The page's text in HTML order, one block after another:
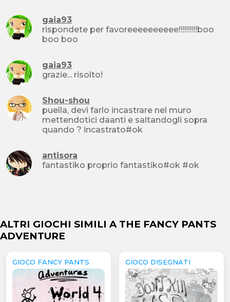
gaia93
rispondete per favoreeeeeeeeee!!!!!!!!!boo
boo boo
gaia93
grazie... risolto!
Shou-shou
puella, devi farlo incastrare nel muro
mettendotici daanti e saltandogli sopra
quando ? incastrato#ok
antisora
fantastiko proprio fantastiko#ok #ok
ALTRI GIOCHI SIMILI A THE FANCY PANTS
ADVENTURE
GIOCO FANCY PANTS GIOCO DISEGNATI